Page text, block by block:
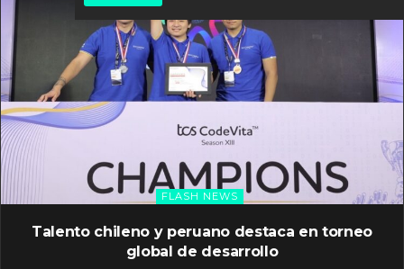
FLASH NEWS
Talento chileno y peruano destaca en torneo
global de desarrollo